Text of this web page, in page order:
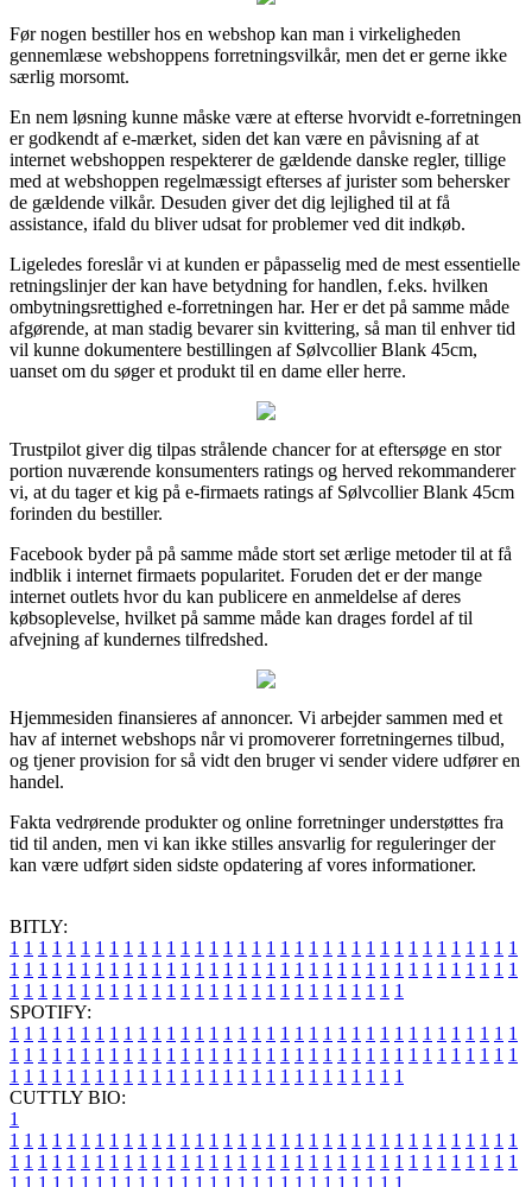
Før nogen bestiller hos en webshop kan man i virkeligheden
gennemlæse webshoppens forretningsvilkår, men det er gerne ikke
særlig morsomt.
En nem løsning kunne måske være at efterse hvorvidt e-forretningen
er godkendt af e-mærket, siden det kan være en påvisning af at
internet webshoppen respekterer de gældende danske regler, tillige
med at webshoppen regelmæssigt efterses af jurister som behersker
de gældende vilkår. Desuden giver det dig lejlighed til at få
assistance, ifald du bliver udsat for problemer ved dit indkøb.
Ligeledes foreslår vi at kunden er påpasselig med de mest essentielle
retningslinjer der kan have betydning for handlen, f.eks. hvilken
ombytningsrettighed e-forretningen har. Her er det på samme måde
afgørende, at man stadig bevarer sin kvittering, så man til enhver tid
vil kunne dokumentere bestillingen af Sølvcollier Blank 45cm,
uanset om du søger et produkt til en dame eller herre.
Trustpilot giver dig tilpas strålende chancer for at eftersøge en stor
portion nuværende konsumenters ratings og herved rekommanderer
vi, at du tager et kig på e-firmaets ratings af Sølvcollier Blank 45cm
forinden du bestiller.
Facebook byder på på samme måde stort set ærlige metoder til at få
indblik i internet firmaets popularitet. Foruden det er der mange
internet outlets hvor du kan publicere en anmeldelse af deres
købsoplevelse, hvilket på samme måde kan drages fordel af til
afvejning af kundernes tilfredshed.
Hjemmesiden finansieres af annoncer. Vi arbejder sammen med et
hav af internet webshops når vi promoverer forretningernes tilbud,
og tjener provision for så vidt den bruger vi sender videre udfører en
handel.
Fakta vedrørende produkter og online forretninger understøttes fra
tid til anden, men vi kan ikke stilles ansvarlig for reguleringer der
kan være udført siden sidste opdatering af vores informationer.
BITLY:
1 1 1 1 1 1 1 1 1 1 1 1 1 1 1 1 1 1 1 1 1 1 1 1 1 1 1 1 1 1 1 1 1 1 1 1
1 1 1 1 1 1 1 1 1 1 1 1 1 1 1 1 1 1 1 1 1 1 1 1 1 1 1 1 1 1 1 1 1 1 1 1
1 1 1 1 1 1 1 1 1 1 1 1 1 1 1 1 1 1 1 1 1 1 1 1 1 1 1 1
SPOTIFY:
1 1 1 1 1 1 1 1 1 1 1 1 1 1 1 1 1 1 1 1 1 1 1 1 1 1 1 1 1 1 1 1 1 1 1 1
1 1 1 1 1 1 1 1 1 1 1 1 1 1 1 1 1 1 1 1 1 1 1 1 1 1 1 1 1 1 1 1 1 1 1 1
1 1 1 1 1 1 1 1 1 1 1 1 1 1 1 1 1 1 1 1 1 1 1 1 1 1 1 1
CUTTLY BIO:
1
1 1 1 1 1 1 1 1 1 1 1 1 1 1 1 1 1 1 1 1 1 1 1 1 1 1 1 1 1 1 1 1 1 1 1 1
1 1 1 1 1 1 1 1 1 1 1 1 1 1 1 1 1 1 1 1 1 1 1 1 1 1 1 1 1 1 1 1 1 1 1 1
1 1 1 1 1 1 1 1 1 1 1 1 1 1 1 1 1 1 1 1 1 1 1 1 1 1 1 1